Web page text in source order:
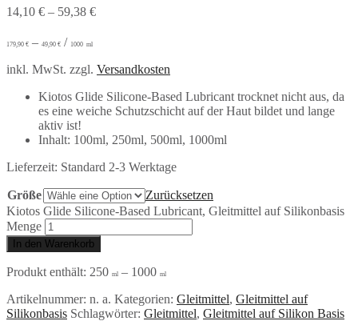
14,10 € – 59,38 €
179,90 € – 49,90 € / 1000 ml
inkl. MwSt. zzgl. Versandkosten
Kiotos Glide Silicone-Based Lubricant trocknet nicht aus, da
es eine weiche Schutzschicht auf der Haut bildet und lange
aktiv ist!
Inhalt: 100ml, 250ml, 500ml, 1000ml
Lieferzeit: Standard 2-3 Werktage
Größe
Zurücksetzen
Kiotos Glide Silicone-Based Lubricant, Gleitmittel auf Silikonbasis
Menge
In den Warenkorb
Produkt enthält: 250 ml – 1000 ml
Artikelnummer: n. a. Kategorien: Gleitmittel, Gleitmittel auf
Silikonbasis Schlagwörter: Gleitmittel, Gleitmittel auf Silikon Basis